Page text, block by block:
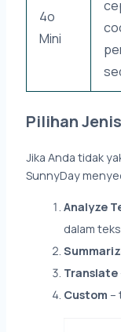
4o
Mini
Pilihan
Jika Anda tidak
SunnyDay
Analyze
dalam teks
Translate
Custom –